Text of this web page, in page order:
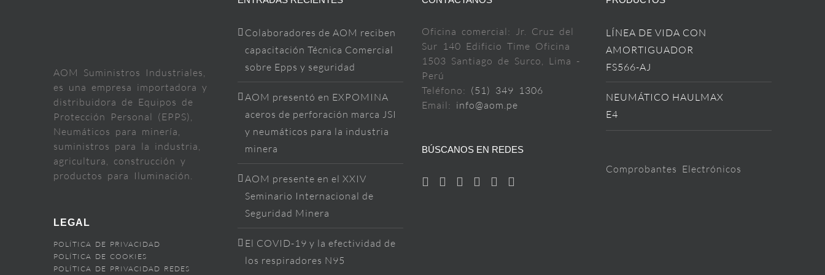
AOM Suministros Industriales,
es una empresa importadora y
distribuidora de Equipos de
Protección Personal (EPPS),
Neumáticos para minería,
suministros para la industria,
agricultura, construcción y
productos para Iluminación.
LEGAL
POLÍTICA DE PRIVACIDAD
POLÍTICA DE COOKIES
POLÍTICA DE PRIVACIDAD REDES
Colaboradores de AOM reciben
capacitación Técnica Comercial
sobre Epps y seguridad
AOM presentó en EXPOMINA
aceros de perforación marca JSI
y neumáticos para la industria
minera
AOM presente en el XXIV
Seminario Internacional de
Seguridad Minera
El COVID-19 y la efectividad de
los respiradores N95
Oficina comercial: Jr. Cruz del
Sur 140 Edificio Time Oficina
1503 Santiago de Surco, Lima -
Perú
Teléfono: (51) 349 1306
Email: info@aom.pe
BÚSCANOS EN REDES
LÍNEA DE VIDA CON
AMORTIGUADOR
FS566-AJ
NEUMÁTICO HAULMAX
E4
Comprobantes Electrónicos